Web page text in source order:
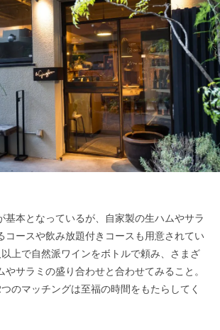
基本となっているが、自家製の生ハムやサラ
コースや飲み放題付きコースも用意されてい
上で自然派ワインをボトルで頼み、さまざ
やサラミの盛り合わせと合わせてみること。
のマッチングは至福の時間をもたらしてく